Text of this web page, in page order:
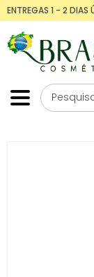
ENTREGAS 1 - 2 DIAS